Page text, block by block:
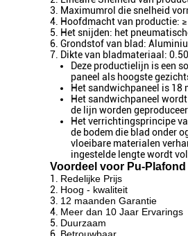
3. Maximumrol die snelheid
4. Hoofdmacht van productie: ≥
5. Het snijden: het
6. Grondstof van blad:
7. Dikte van bladmateriaal:
Deze productielijn is een
paneel als hoogste
Het sandwichpaneel is 18
Het sandwichpaneel
de lijn worden
Het verrichtingsprincipe
de bodem die blad onder
vloeibare materialen
ingestelde lengte wordt
Voordeel voor Pu-Plafond
1. Redelijke Prijs
2. Hoog - kwaliteit
3. 12 maanden Garantie
4. Meer dan 10 Jaar Ervarings
5. Duurzaam